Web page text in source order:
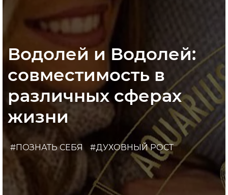
Водолей и Водолей:
совместимость в
различных сферах
жизни
#ПОЗНАТЬ СЕБЯ #ДУХОВНЫЙ РОСТ